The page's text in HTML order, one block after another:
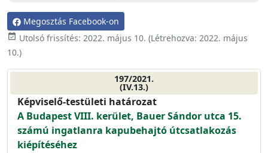
Megosztás Facebook-on
event_available Utolsó frissítés: 2022. május 10. (Létrehozva: 2022. május
10.)
197/2021.
(IV.13.)
Képviselő-testületi határozat
A Budapest VIII. kerület, Bauer Sándor utca 15.
számú ingatlanra kapubehajtó útcsatlakozás
kiépítéséhez